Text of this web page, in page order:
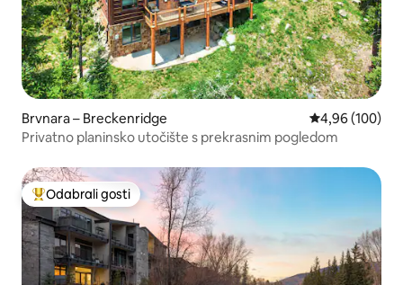
Brvnara – Breckenridge Prosječna
4,96 (100)
Privatno planinsko utočište s prekrasnim pogledom
Među najviše rangiranima s oznakom „Odabrali gosti”
Odabrali gosti